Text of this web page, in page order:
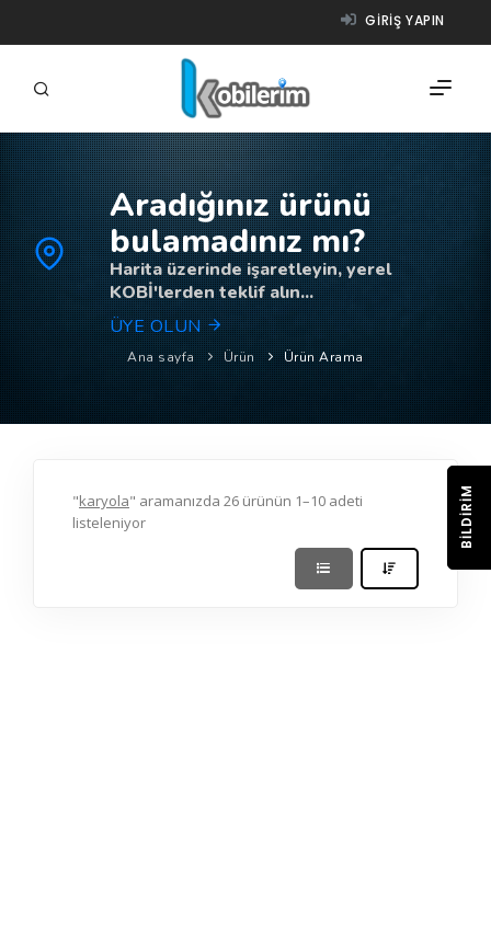
GIRIŞ YAPIN
FIRMALAR
ÜRÜNLER
NASIL ÇALIŞIR?
YARDIM
Aradığınız ürünü
bulamadınız mı?
Harita üzerinde işaretleyin, yerel
KOBİ'lerden teklif alın...
ÜYE OLUN
Ana sayfa Ürün Ürün Arama
"karyola" aramanızda 26 ürünün 1–10 adeti
listeleniyor
BILDIRIM